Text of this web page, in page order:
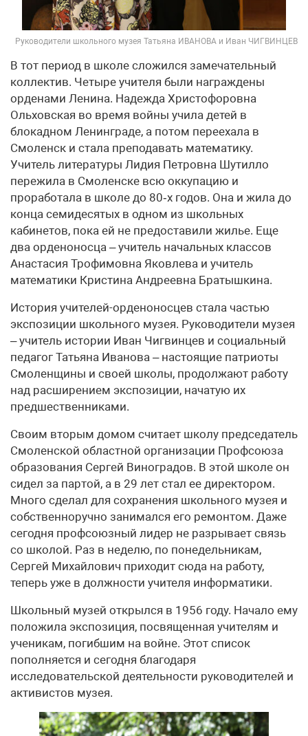
Руководители школьного музея Татьяна ИВАНОВА и Иван ЧИГВИНЦЕВ
В тот период в школе сложился замечательный
коллектив. Четыре учителя были награждены
орденами Ленина. Надежда Христофоровна
Ольховская во время войны учила детей в
блокадном Ленинграде, а потом переехала в
Смоленск и стала преподавать математику.
Учитель литературы Лидия Петровна Шутилло
пережила в Смоленске всю оккупацию и
проработала в школе до 80‑х годов. Она и жила до
конца семидесятых в одном из школьных
кабинетов, пока ей не предоставили жилье. Еще
два орденоносца – учитель начальных классов
Анастасия Трофимовна Яковлева и учитель
математики Кристина Андреевна Братышкина.
История учителей-орденоносцев стала частью
экспозиции школьного музея. Руководители музея
– учитель истории Иван Чигвинцев и социальный
педагог Татьяна Иванова – настоящие патриоты
Смоленщины и своей школы, продолжают работу
над расширением экспозиции, начатую их
предшественниками.
Своим вторым домом считает школу председатель
Смоленской областной организации Профсоюза
образования Сергей Виноградов. В этой школе он
сидел за партой, а в 29 лет стал ее директором.
Много сделал для сохранения школьного музея и
собственноручно занимался его ремонтом. Даже
сегодня профсоюзный лидер не разрывает связь
со школой. Раз в неделю, по понедельникам,
Сергей Михайлович приходит сюда на работу,
теперь уже в должности учителя информатики.
Школьный музей открылся в 1956 году. Начало ему
положила экспозиция, посвященная учителям и
ученикам, погибшим на войне. Этот список
пополняется и сегодня благодаря
исследовательской деятельности руководителей и
активистов музея.